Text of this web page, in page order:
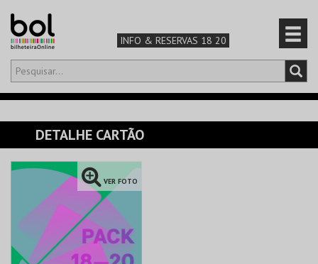
INFO & RESERVAS 18 20
Olá,iniciar sessão
CARRINHO 0
TEATRO & ARTE
MÚSICA & FESTIVAIS
FAMÍLIA
DETALHE CARTÃO
VER FOTO